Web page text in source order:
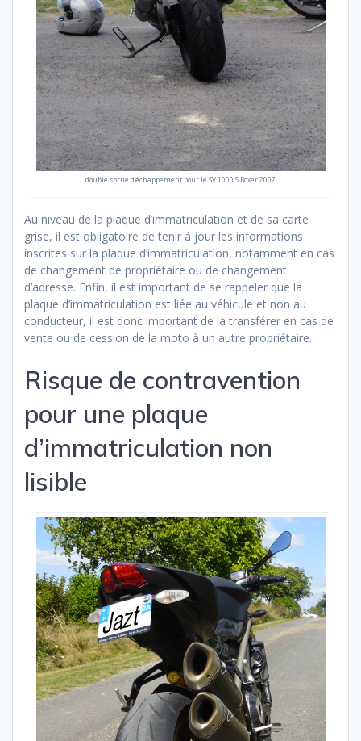
double sortie d’échappement pour le SV 1000 S Boxer 2007
Au niveau de la plaque d’immatriculation et de sa carte
grise, il est obligatoire de tenir à jour les informations
inscrites sur la plaque d’immatriculation, notamment en cas
de changement de propriétaire ou de changement
d’adresse. Enfin, il est important de se rappeler que la
plaque d’immatriculation est liée au véhicule et non au
conducteur, il est donc important de la transférer en cas de
vente ou de cession de la moto à un autre propriétaire.
Risque de contravention
pour une plaque
d’immatriculation non
lisible